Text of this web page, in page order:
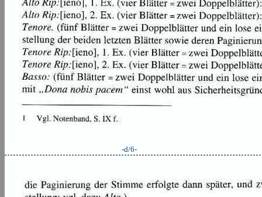
-d/6-